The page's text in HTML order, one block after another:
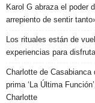
Karol G abraza el poder
arrepiento de sentir
Los rituales están de
experiencias para
Charlotte de
prima ‘La Última
Charlotte